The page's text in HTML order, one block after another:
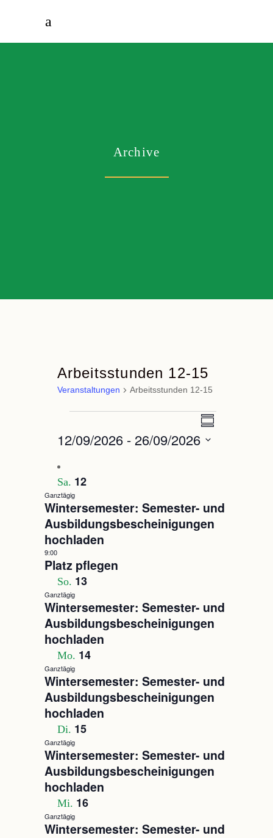
Archive
Arbeitsstunden 12-15
Veranstaltungen Arbeitsstunden 12-15
Ansichten-
Veranstaltung
Ansichten-
Navigation
12/09/2026 - 26/09/2026
auswählen.
Sa. 12
Ganztägig
Wintersemester: Semester- und
Ausbildungsbescheinigungen
hochladen
9:00
Platz pflegen
So. 13
Ganztägig
Wintersemester: Semester- und
Ausbildungsbescheinigungen
hochladen
Mo. 14
Ganztägig
Wintersemester: Semester- und
Ausbildungsbescheinigungen
hochladen
Di. 15
Ganztägig
Wintersemester: Semester- und
Ausbildungsbescheinigungen
hochladen
Mi. 16
Ganztägig
Wintersemester: Semester- und